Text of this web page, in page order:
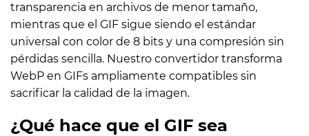
transparencia en archivos de menor tamaño,
mientras que el GIF sigue siendo el estándar
universal con color de 8 bits y una compresión sin
pérdidas sencilla. Nuestro convertidor transforma
WebP en GIFs ampliamente compatibles sin
sacrificar la calidad de la imagen.
¿Qué hace que el GIF sea